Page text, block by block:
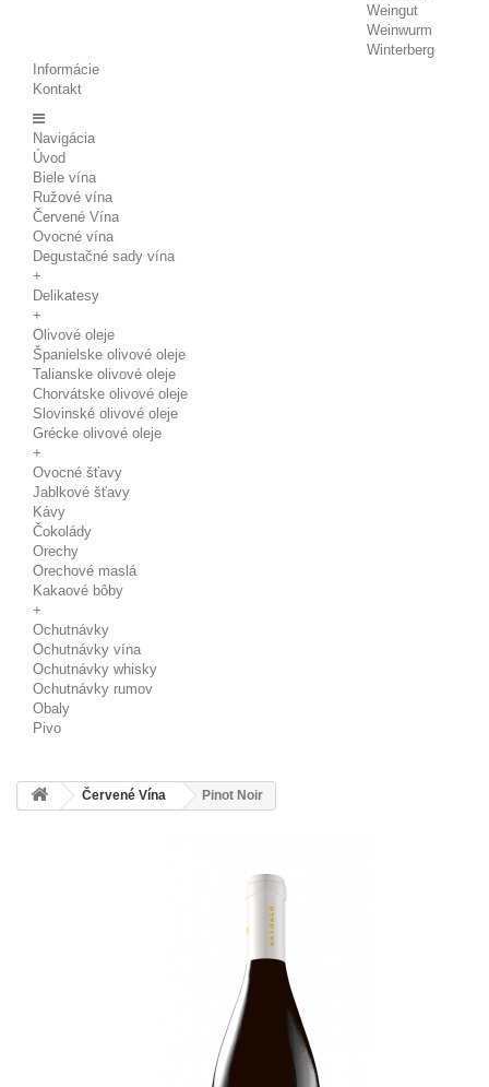
Weingut
Weinwurm
Winterberg
Informácie
Kontakt
Navigácia
Úvod
Biele vína
Ružové vína
Červené Vína
Ovocné vína
Degustačné sady vína
+
Delikatesy
+
Olivové oleje
Španielske olivové oleje
Talianske olivové oleje
Chorvátske olivové oleje
Slovinské olivové oleje
Grécke olivové oleje
+
Ovocné šťavy
Jablkové šťavy
Kávy
Čokolády
Orechy
Orechové maslá
Kakaové bôby
+
Ochutnávky
Ochutnávky vína
Ochutnávky whisky
Ochutnávky rumov
Obaly
Pivo
Červené Vína Pinot Noir